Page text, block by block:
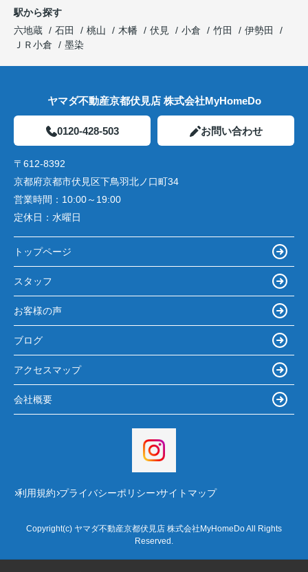
駅から探す
六地蔵
石田 桃山 木幡 伏見 小倉 竹田
伊勢田
ＪＲ小倉
墨染
ヤマダ不動産京都伏見店 株式会社MyHomeDo
0120-428-503 お問い合わせ
〒612-8392
京都府京都市伏見区下鳥羽北ノ口町34
営業時間： 10:00～19:00
定休日： 水曜日
トップページ
スタッフ
お客様の声
ブログ
アクセスマップ
会社概要
利用規約 プライバシーポリシー サイトマップ
Copyright(c) ヤマダ不動産京都伏見店 株式会社MyHomeDo All Rights
Reserved.